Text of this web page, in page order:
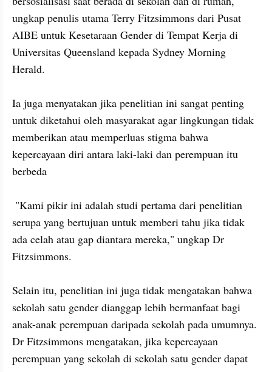
ungkap penulis utama Terry Fitzsimmons dari Pusat
AIBE untuk Kesetaraan Gender di Tempat Kerja di
Universitas Queensland kepada Sydney Morning
Herald.
Ia juga menyatakan jika penelitian ini sangat penting
untuk diketahui oleh masyarakat agar lingkungan tidak
memberikan atau memperluas stigma bahwa
kepercayaan diri antara laki-laki dan perempuan itu
berbeda
serupa yang bertujuan untuk memberi tahu jika tidak
ada celah atau gap diantara mereka," ungkap Dr
Fitzsimmons.
Selain itu, penelitian ini juga tidak mengatakan bahwa
sekolah satu gender dianggap lebih bermanfaat bagi
anak-anak perempuan daripada sekolah pada umumnya.
Dr Fitzsimmons mengatakan, jika kepercayaan
perempuan yang sekolah di sekolah satu gender dapat